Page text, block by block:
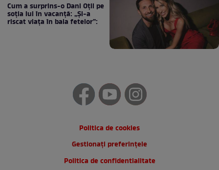
Cum a surprins-o Dani Oțil pe
soția lui în vacanță: „Și-a
riscat viața în baia fetelor”:
Politica de cookies
Gestionați preferințele
Politica de confidentialitate